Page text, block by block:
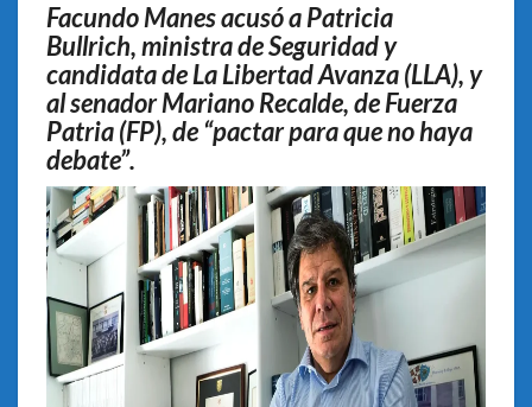
Facundo Manes acusó a Patricia
Bullrich, ministra de Seguridad y
candidata de La Libertad Avanza (LLA), y
al senador Mariano Recalde, de Fuerza
Patria (FP), de “pactar para que no haya
debate”.